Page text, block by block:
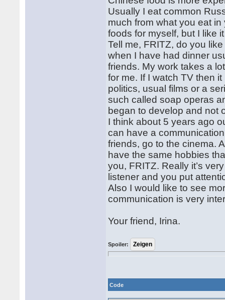
Usually I eat common
much from what you eat
foods for myself, but I like
Tell me, FRITZ, do you
when I have had dinner
friends. My work takes a
for me. If I watch TV then
politics, usual films or a
such called soap operas
began to develop and not
I think about 5 years ago
can have a
friends, go to the cinema.
have the same hobbies
you, FRITZ. Really it’s
listener and you put
Also I would like to see
communication is very
Your friend, Irina.
Spoiler:
Code